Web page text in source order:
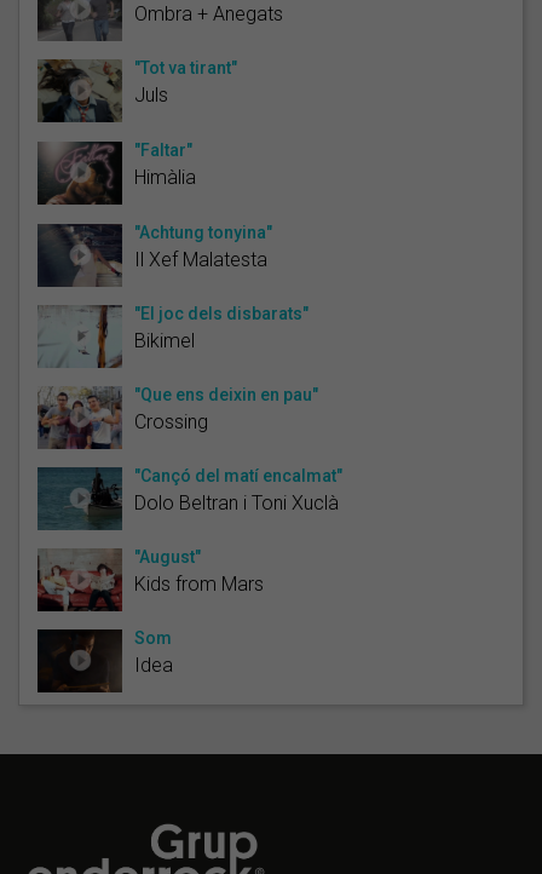
Ombra + Anegats
"Tot va tirant"
Juls
"Faltar"
Himàlia
"Achtung tonyina"
Il Xef Malatesta
"El joc dels disbarats"
Bikimel
"Que ens deixin en pau"
Crossing
"Cançó del matí encalmat"
Dolo Beltran i Toni Xuclà
"August"
Kids from Mars
Som
Idea